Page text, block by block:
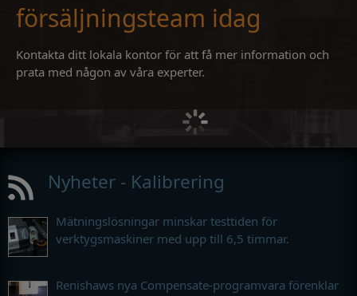
försäljningsteam idag
Kontakta ditt lokala kontor för att få mer information och
prata med någon av våra experter.
Nyheter - Kalibrering
Mätningslösningar minskar testtiden för
verktygsmaskiner med upp till 6,5 timmar.
Renishaws nya Compensate-programvara förenklar